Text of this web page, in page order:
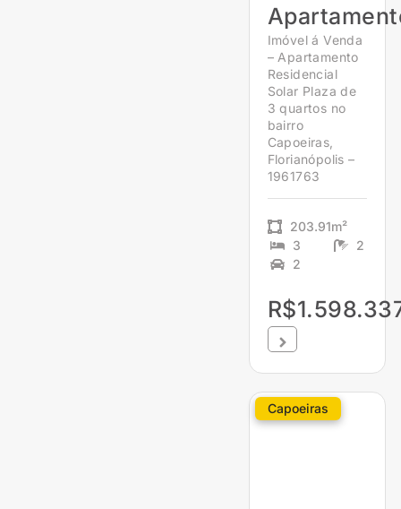
Imóvel á Venda
– Apartamento
Residencial
Solar Plaza de
3 quartos no
bairro
Capoeiras,
Florianópolis –
1961763
203.91m²
3
2
2
Capoeiras